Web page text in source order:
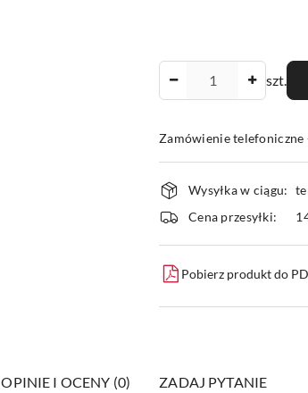
szt.
Zamówienie telefoniczne
Dostępność
i
dostawa
Wysyłka w ciągu:
Cena przesyłki:
Pobierz produkt do
OPINIE I OCENY (0) ZADAJ PYTANIE